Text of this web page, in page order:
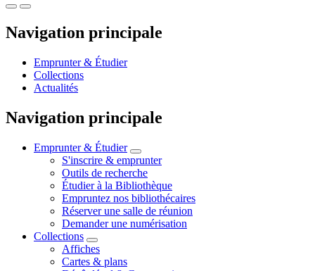
Navigation principale
Emprunter & Étudier
Collections
Actualités
Navigation principale
Emprunter & Étudier
S'inscrire & emprunter
Outils de recherche
Étudier à la Bibliothèque
Empruntez nos bibliothécaires
Réserver une salle de réunion
Demander une numérisation
Collections
Affiches
Cartes & plans